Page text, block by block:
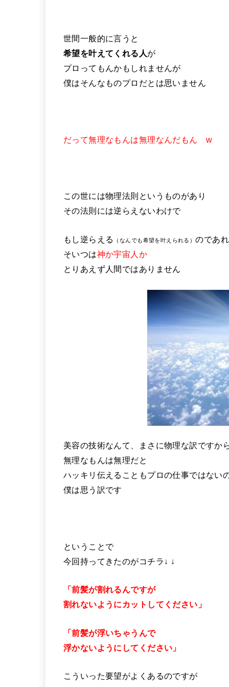
世間一般的に言うと
希望を叶えてくれる人が
プロってもんかもしれませんが
僕はそんなものプロだとは思いません
だって無理なもんは無理なんだもん w
この世には物理法則というものがあり
その法則には逆らえないわけで
もし逆らえる （なんでも希望を叶えられる）のであ
そいつは神か宇宙人か
とりあえず人間ではありません
美容の技術なんて、まさに物理な訳ですか
無理なもんは無理だと
ハッキリ伝えることもプロの仕事ではない
僕は思う訳です
ということで
今回持ってきたのがコチラ↓ ↓
「前髪が割れるんですが
割れないようにカットしてください」
「前髪が浮いちゃうんで
浮かないようにしてください」
こういった要望がよくあるのですが